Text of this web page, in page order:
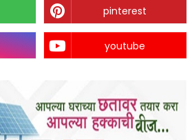
pinterest
youtube